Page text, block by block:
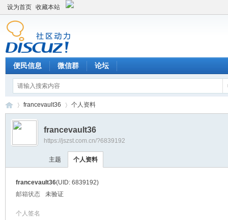
设为首页 收藏本站
便民信息 微信群 论坛
›
francevault36 个人资料
francevault36
https://jszst.com.cn/?6839192
主题 个人资料
francevault36(UID: 6839192)
邮箱状态
未验证
个人签名